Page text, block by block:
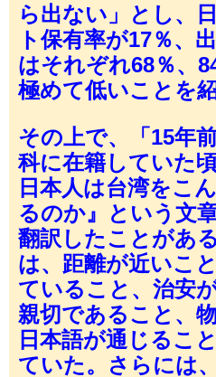
ら出ない」とし、
ト保有率が17％、
はそれぞれ68％、
極めて低いことを
その上で、「15年
科に在籍していた
日本人は台湾をこ
るのか』という文
翻訳したことがあ
は、距離が近いこ
ていること、治安
親切であること、
日本語が通じるこ
ていた。さらには